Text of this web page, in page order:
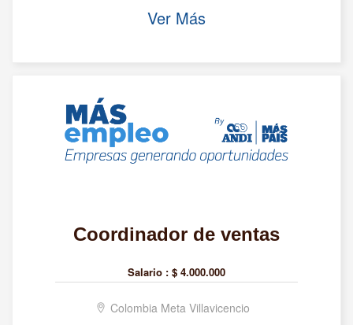
Ver Más
Coordinador de ventas
Salario : $ 4.000.000
Colombia Meta Villavicencio